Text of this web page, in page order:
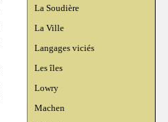
La Soudière
La Ville
Langages viciés
Les îles
Lowry
Machen